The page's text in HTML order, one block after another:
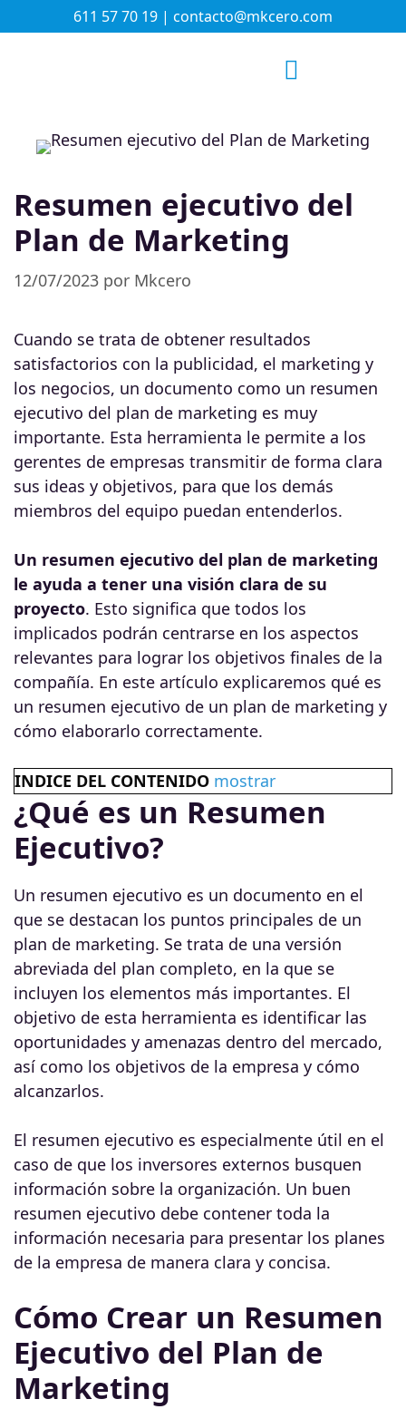
611 57 70 19 | contacto@mkcero.com
Resumen ejecutivo del
Plan de Marketing
12/07/2023 por Mkcero
Cuando se trata de obtener resultados
satisfactorios con la publicidad, el marketing y
los negocios, un documento como un resumen
ejecutivo del plan de marketing es muy
importante. Esta herramienta le permite a los
gerentes de empresas transmitir de forma clara
sus ideas y objetivos, para que los demás
miembros del equipo puedan entenderlos.
Un resumen ejecutivo del plan de marketing
le ayuda a tener una visión clara de su
proyecto. Esto significa que todos los
implicados podrán centrarse en los aspectos
relevantes para lograr los objetivos finales de la
compañía. En este artículo explicaremos qué es
un resumen ejecutivo de un plan de marketing y
cómo elaborarlo correctamente.
INDICE DEL CONTENIDO mostrar
¿Qué es un Resumen
Ejecutivo?
Un resumen ejecutivo es un documento en el
que se destacan los puntos principales de un
plan de marketing. Se trata de una versión
abreviada del plan completo, en la que se
incluyen los elementos más importantes. El
objetivo de esta herramienta es identificar las
oportunidades y amenazas dentro del mercado,
así como los objetivos de la empresa y cómo
alcanzarlos.
El resumen ejecutivo es especialmente útil en el
caso de que los inversores externos busquen
información sobre la organización. Un buen
resumen ejecutivo debe contener toda la
información necesaria para presentar los planes
de la empresa de manera clara y concisa.
Cómo Crear un Resumen
Ejecutivo del Plan de
Marketing